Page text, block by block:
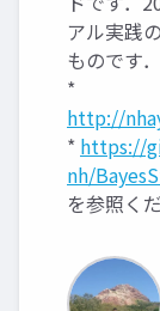
アル実践
ものです
*
http://
* https://
nh/
を参照く